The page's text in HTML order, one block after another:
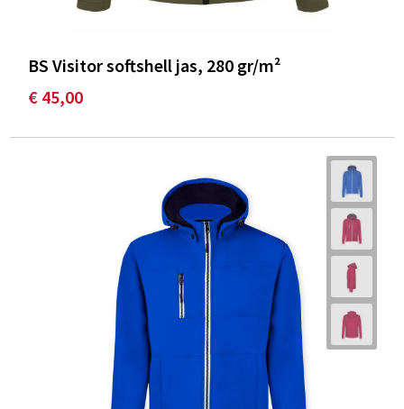
BS Visitor softshell jas, 280 gr/m²
€ 45,00